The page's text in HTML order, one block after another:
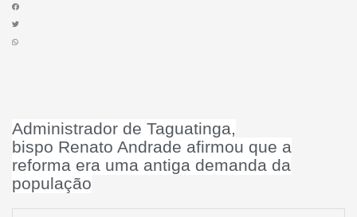
Administrador de Taguatinga,
bispo Renato Andrade afirmou que a
reforma era uma antiga demanda da
população